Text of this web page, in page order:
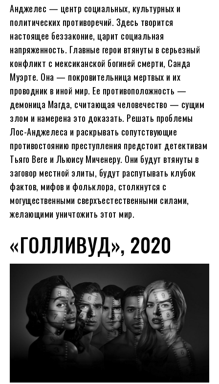
Анджелес — центр социальных, культурных и
политических противоречий. Здесь творится
настоящее беззаконие, царит социальная
напряженность. Главные герои втянуты в серьезный
конфликт с мексиканской богиней смерти, Санда
Муэрте. Она — покровительница мертвых и их
проводник в иной мир. Ее противоположность —
демоница Магда, считающая человечество — сущим
злом и намерена это доказать. Решать проблемы
Лос-Анджелеса и раскрывать сопутствующие
противостоянию преступления предстоит детективам
Тьяго Веге и Льюису Миченеру. Они будут втянуты в
заговор местной элиты, будут распутывать клубок
фактов, мифов и фольклора, столкнутся с
могущественными сверхъестественными силами,
желающими уничтожить этот мир.
«ГОЛЛИВУД», 2020